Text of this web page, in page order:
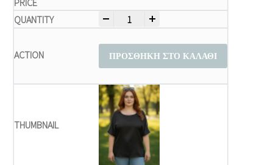
Μπλούζα Plus Size Δίχρωμη με
ΠΡΟΣΘΉΚΗ ΣΤΟ ΚΑΛΆΘΙ